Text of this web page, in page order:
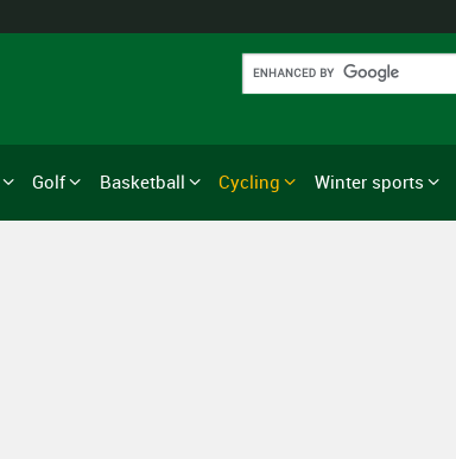
Golf Basketball Cycling Winter sports